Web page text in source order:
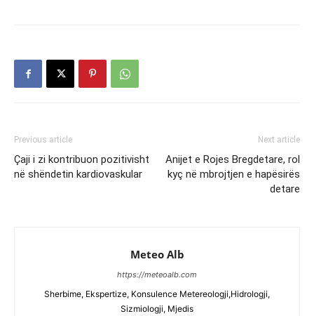
Previous article
Çaji i zi kontribuon pozitivisht
në shëndetin kardiovaskular
Next article
Anijet e Rojes Bregdetare, rol
kyç në mbrojtjen e hapësirës
detare
Meteo Alb
https://meteoalb.com
Sherbime, Ekspertize, Konsulence Metereologji,Hidrologji,
Sizmiologji, Mjedis